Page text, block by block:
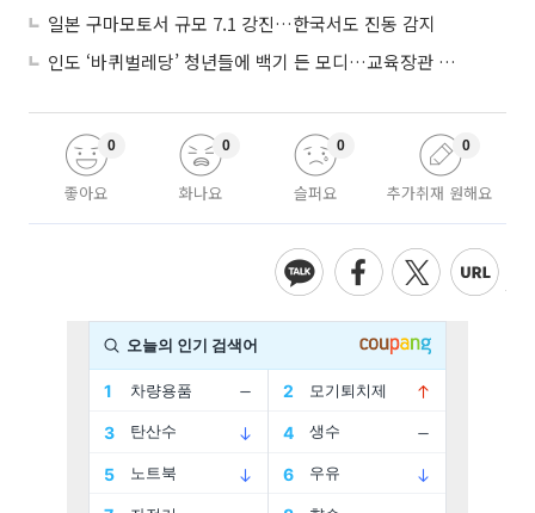
일본 구마모토서 규모 7.1 강진…한국서도 진동 감지
인도 ‘바퀴벌레당’ 청년들에 백기 든 모디…교육장관 사퇴
좋아요
0
화나요
0
슬퍼요
0
추가취재 원해요
0